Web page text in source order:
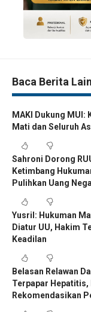
Baca Berita
MAKI Dukung MUI:
Mati dan Seluruh
Sahroni Dorong
Ketimbang
Pulihkan Uang
Yusril: Hukuman
Diatur UU, Hakim
Keadilan
Belasan Relawan
Terpapar
Rekomendasikan